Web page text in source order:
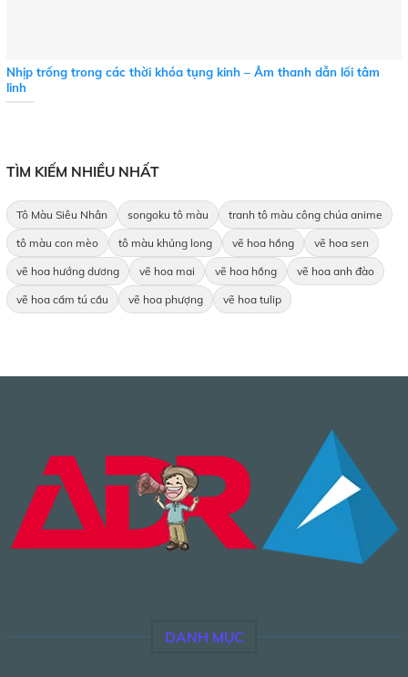
Nhịp trống trong các thời khóa tụng kinh – Âm thanh dẫn lối tâm
linh
TÌM KIẾM NHIỀU NHẤT
Tô Màu Siêu Nhân songoku tô màu tranh tô màu công chúa anime
tô màu con mèo tô màu khủng long vẽ hoa hồng vẽ hoa sen
vẽ hoa hướng dương vẽ hoa mai vẽ hoa hồng vẽ hoa anh đào
vẽ hoa cẩm tú cầu vẽ hoa phượng vẽ hoa tulip
DANH MỤC